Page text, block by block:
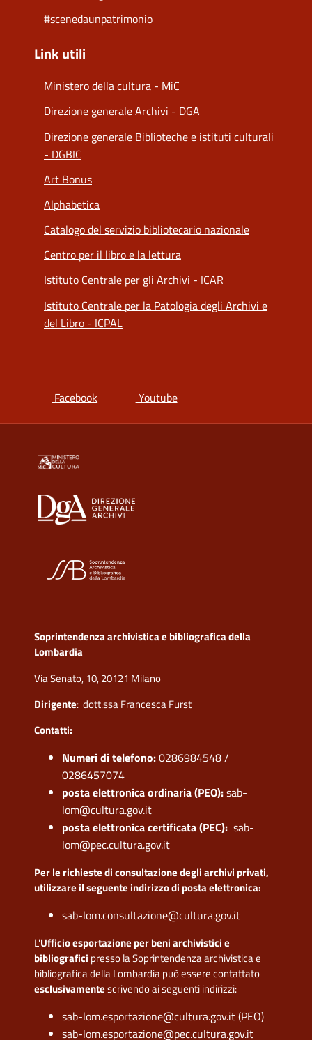
#scenedaunpatrimonio
Link utili
Ministero della cultura - MiC
Direzione generale Archivi - DGA
Direzione generale Biblioteche e istituti culturali
- DGBIC
Art Bonus
Alphabetica
Catalogo del servizio bibliotecario nazionale
Centro per il libro e la lettura
Istituto Centrale per gli Archivi - ICAR
Istituto Centrale per la Patologia degli Archivi e
del Libro - ICPAL
Facebooksi apre in una nuova scheda
Youtubesi apre in una nuova scheda
Soprintendenza archivistica e bibliografica della
Lombardia
Via Senato, 10, 20121 Milano
Dirigente: dott.ssa Francesca Furst
Contatti:
Numeri di telefono:0286984548 /
0286457074
posta elettronica ordinaria (PEO):sab-
lom@cultura.gov.it
posta elettronica certificata (PEC):sab-
lom@pec.cultura.gov.it
Per le richieste di consultazione degli archivi privati,
utilizzare il seguente indirizzo di posta elettronica:
sab-lom.consultazione@cultura.gov.it
L'Ufficio esportazione per beni archivistici e
bibliografici presso la Soprintendenza archivistica e
bibliografica della Lombardia può essere contattato
esclusivamentescrivendo ai seguenti indirizzi:
sab-lom.esportazione@cultura.gov.it (PEO)
sab-lom.esportazione@pec.cultura.gov.it